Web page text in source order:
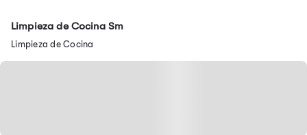
Limpieza de Cocina Sm
Limpieza de Cocina